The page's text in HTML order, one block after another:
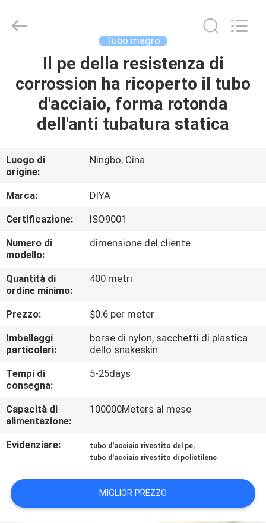
PRODOTTI
NOI
GIRO
DELLA
FABBRICA
CONTROLLO
DI
QUALITÀ
CONTATTICI
NOTIZIE
CASI
CITAZIONE
Equipment
Tubo magro
Il pe della resistenza di
corrossion ha ricoperto il tubo
d'acciaio, forma rotonda
dell'anti tubatura statica
Luogo di
origine:
Ningbo, Cina
Marca:
DIYA
Certificazione:
ISO9001
Numero di
modello:
dimensione del cliente
Quantità di
ordine minimo:
400 metri
Prezzo:
$0.6 per meter
Imballaggi
particolari:
borse di nylon, sacchetti di plastica
dello snakeskin
Tempi di
consegna:
5-25days
Capacità di
alimentazione:
100000Meters al mese
Evidenziare: tubo d'acciaio rivestito del pe,
tubo d'acciaio rivestito di polietilene
MIGLIOR PREZZO